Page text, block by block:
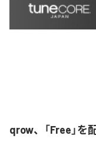
qrow、「Free」を